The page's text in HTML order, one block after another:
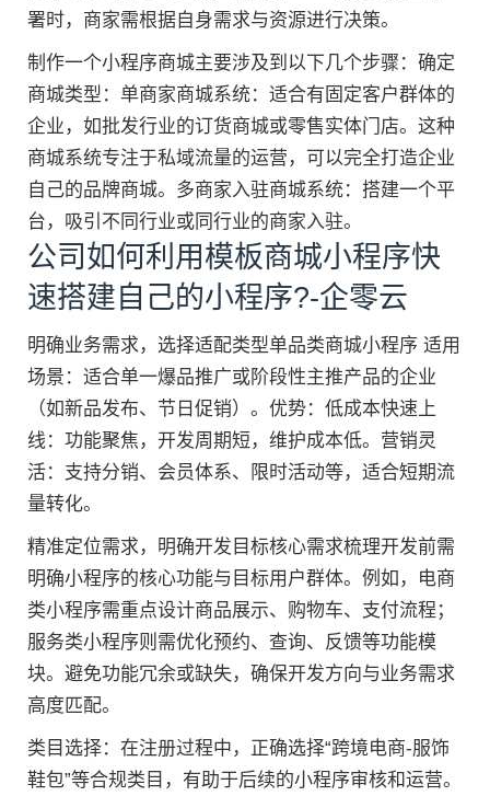
署时，商家需根据自身需求与资源进行决策。
制作一个小程序商城主要涉及到以下几个步骤：确定
商城类型：单商家商城系统：适合有固定客户群体的
企业，如批发行业的订货商城或零售实体门店。这种
商城系统专注于私域流量的运营，可以完全打造企业
自己的品牌商城。多商家入驻商城系统：搭建一个平
台，吸引不同行业或同行业的商家入驻。
公司如何利用模板商城小程序快
速搭建自己的小程序?-企零云
明确业务需求，选择适配类型单品类商城小程序 适用
场景：适合单一爆品推广或阶段性主推产品的企业
（如新品发布、节日促销）。优势：低成本快速上
线：功能聚焦，开发周期短，维护成本低。营销灵
活：支持分销、会员体系、限时活动等，适合短期流
量转化。
精准定位需求，明确开发目标核心需求梳理开发前需
明确小程序的核心功能与目标用户群体。例如，电商
类小程序需重点设计商品展示、购物车、支付流程；
服务类小程序则需优化预约、查询、反馈等功能模
块。避免功能冗余或缺失，确保开发方向与业务需求
高度匹配。
类目选择：在注册过程中，正确选择“跨境电商-服饰
鞋包”等合规类目，有助于后续的小程序审核和运营。